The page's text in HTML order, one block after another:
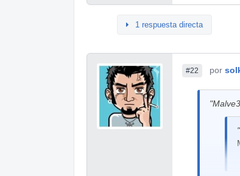
1 respuesta directa
#22 por